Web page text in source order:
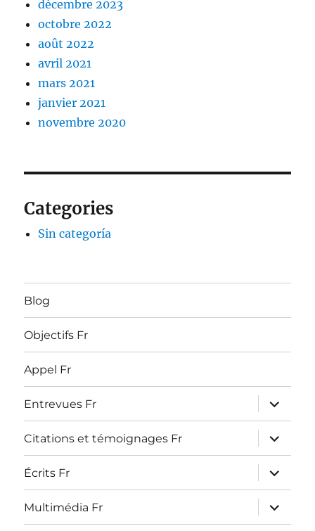
décembre 2023
octobre 2022
août 2022
avril 2021
mars 2021
janvier 2021
novembre 2020
Categories
Sin categoría
Blog
Objectifs Fr
Appel Fr
Entrevues Fr
ouvrir
le
sous-
menu
Citations et témoignages Fr
ouvrir
le
sous-
menu
Écrits Fr
ouvrir
le
sous-
menu
Multimédia Fr
ouvrir
le
sous-